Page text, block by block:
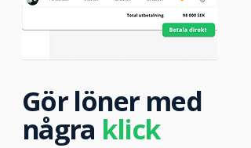
Gör löner med
några klick